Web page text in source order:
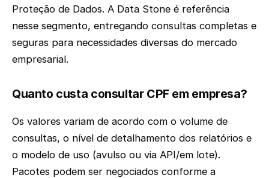
Proteção de Dados. A Data Stone é referência
nesse segmento, entregando consultas completas e
seguras para necessidades diversas do mercado
empresarial.
Quanto custa consultar CPF em empresa?
Os valores variam de acordo com o volume de
consultas, o nível de detalhamento dos relatórios e
o modelo de uso (avulso ou via API/em lote).
Pacotes podem ser negociados conforme a